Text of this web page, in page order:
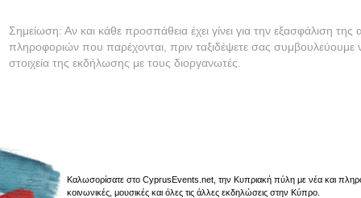
Σημείωση: Αν και κάθε προσπάθεια έχει γίνει για την εξασφάλιση της
πληροφοριών που παρέχονται, πριν ταξιδέψετε σας συμβουλεύουμε
στοιχεία της εκδήλωσης με τους διοργανωτές.
Καλωσορίσατε στο CyprusEvents.net, την Κυπριακή πύλη με νέα και
κοινωνικές, μουσικές και όλες τις άλλες εκδηλώσεις στην Κύπρο.